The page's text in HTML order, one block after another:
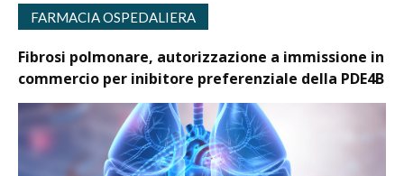
FARMACIA OSPEDALIERA
Fibrosi polmonare, autorizzazione a immissione in
commercio per inibitore preferenziale della PDE4B